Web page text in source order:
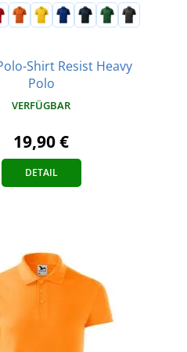
Shirt Resist Heavy
Polo
VERFÜGBAR
19,90 €
DETAIL